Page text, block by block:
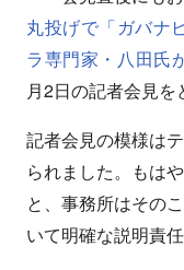
丸投げで「ガバナ
ラ専門家・八田氏
月2日の記者会見
記者会見の模様は
られました。もは
と、事務所はその
いて明確な説明責